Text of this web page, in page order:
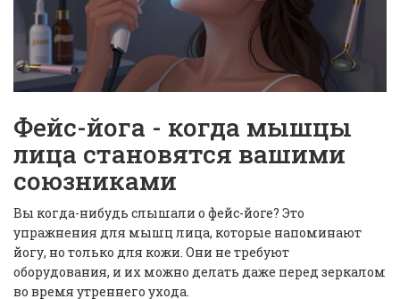
Фейс-йога - когда мышцы
лица становятся вашими
союзниками
Вы когда-нибудь слышали о фейс-йоге? Это
упражнения для мышц лица, которые напоминают
йогу, но только для кожи. Они не требуют
оборудования, и их можно делать даже перед зеркалом
во время утреннего ухода.